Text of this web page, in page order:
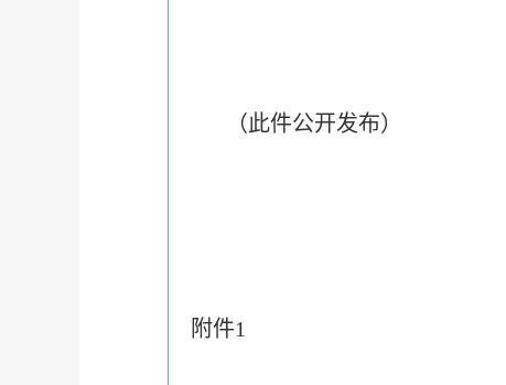
（此件公开发布）
附件1